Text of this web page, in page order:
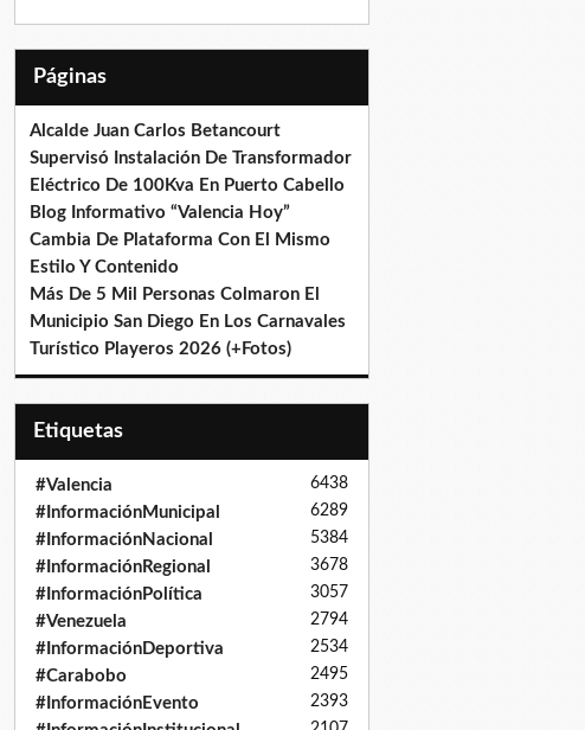
Páginas
Alcalde Juan Carlos Betancourt
Supervisó Instalación De Transformador
Eléctrico De 100Kva En Puerto Cabello
Blog Informativo “Valencia Hoy”
Cambia De Plataforma Con El Mismo
Estilo Y Contenido
Más De 5 Mil Personas Colmaron El
Municipio San Diego En Los Carnavales
Turístico Playeros 2026 (+Fotos)
Etiquetas
#Valencia 6438
#InformaciónMunicipal 6289
#InformaciónNacional 5384
#InformaciónRegional 3678
#InformaciónPolítica 3057
#Venezuela 2794
#InformaciónDeportiva 2534
#Carabobo 2495
#InformaciónEvento 2393